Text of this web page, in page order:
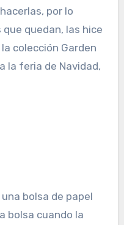
por lo
quedan, las hice
colección Garden
la feria de Navidad,
bolsa de papel
bolsa cuando la